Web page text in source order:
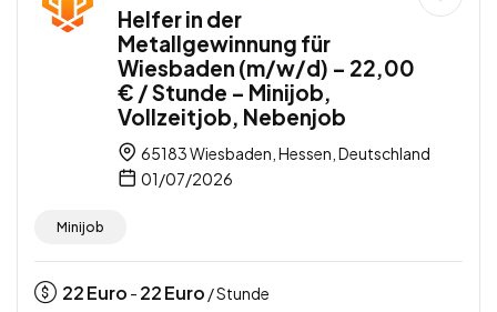
Helfer in der
Metallgewinnung für
Wiesbaden (m/w/d) – 22,00
€ / Stunde – Minijob,
Vollzeitjob, Nebenjob
65183 Wiesbaden, Hessen, Deutschland
01/07/2026
Minijob
22Euro - 22Euro / Stunde